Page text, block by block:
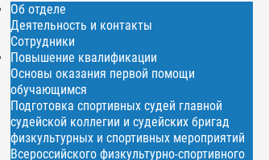
Об отделе
Деятельность и контакты
Сотрудники
Повышение квалификации
Основы оказания первой помощи
обучающимся
Подготовка спортивных судей главной
судейской коллегии и судейских бригад
физкультурных и спортивных мероприятий
Всероссийского физкультурно-спортивного